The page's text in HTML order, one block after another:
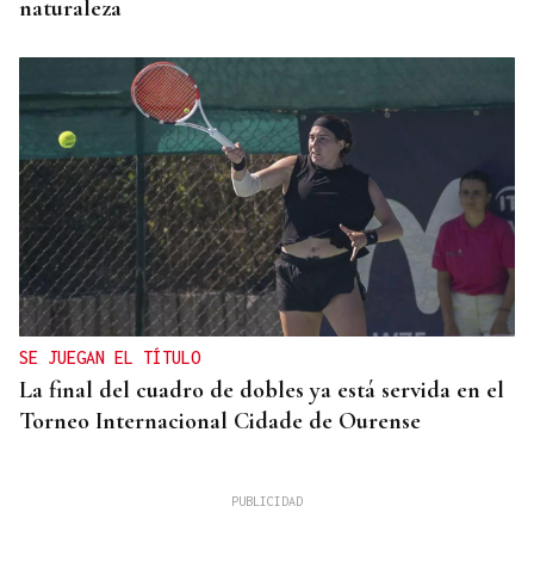
naturaleza
SE JUEGAN EL TÍTULO
La final del cuadro de dobles ya está servida en el
Torneo Internacional Cidade de Ourense